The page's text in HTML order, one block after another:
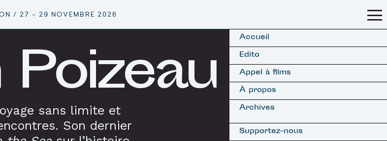
/ 27 – 29 NOVEMBRE 2026
Accueil
Edito
Appel à films
À propos
Archives
Supportez-nous
sans limite et
Son dernier